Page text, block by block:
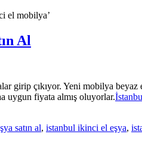
el mobilya’
Al
girip çıkıyor. Yeni mobilya
uygun fiyata almış oluyorlar.
satın al, istanbul ikinci el eşya,